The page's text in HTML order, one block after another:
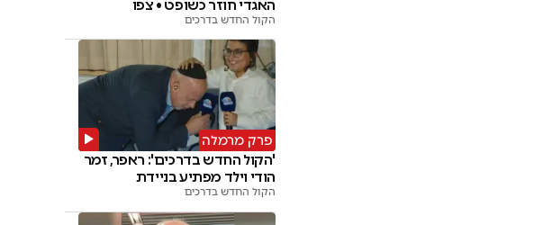
האגדי חוזר כשופט • צפו
הקול החדש בדרכים
פרק מרמלה
'הקול החדש בדרכים': ראפר, זמר
הודי וילד מפתיע בניידת
הקול החדש בדרכים